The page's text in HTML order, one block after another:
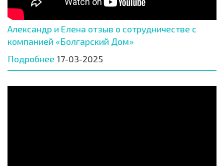
Александр и Елена отзыв о сотрудничестве с
компанией «Болгарский Дом»
Подробнее 17-03-2025